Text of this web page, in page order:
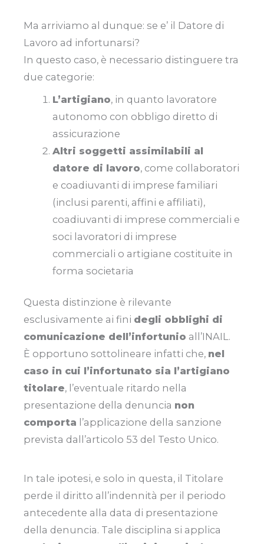
Ma arriviamo al dunque: se e’ il Datore di
Lavoro ad infortunarsi?
In questo caso, è necessario distinguere tra
due categorie:
L’artigiano, in quanto lavoratore
autonomo con obbligo diretto di
assicurazione
Altri soggetti assimilabili al
datore di lavoro, come collaboratori
e coadiuvanti di imprese familiari
(inclusi parenti, affini e affiliati),
coadiuvanti di imprese commerciali e
soci lavoratori di imprese
commerciali o artigiane costituite in
forma societaria
Questa distinzione è rilevante
esclusivamente ai fini degli obblighi di
comunicazione dell’infortunio all’INAIL.
È opportuno sottolineare infatti che, nel
caso in cui l’infortunato sia l’artigiano
titolare, l’eventuale ritardo nella
presentazione della denuncia non
comporta l’applicazione della sanzione
prevista dall’articolo 53 del Testo Unico.
In tale ipotesi, e solo in questa, il Titolare
perde il diritto all’indennità per il periodo
antecedente alla data di presentazione
della denuncia. Tale disciplina si applica